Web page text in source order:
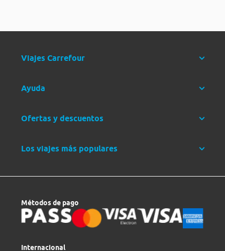
Viajes Carrefour
Ayuda
Ofertas y descuentos
Los viajes más populares
Métodos de pago
Internacional